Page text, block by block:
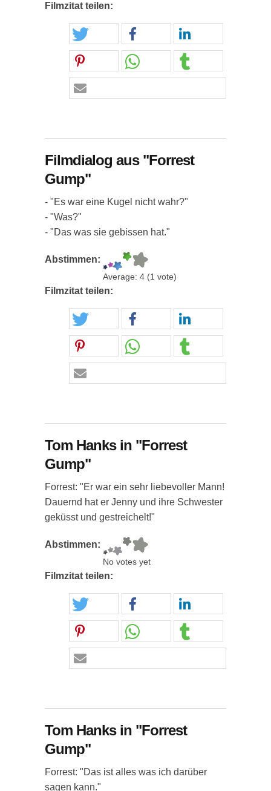
Filmzitat teilen:
Filmdialog aus "Forrest
Gump"
- "Es war eine Kugel nicht wahr?"
- "Was?"
- "Das was sie gebissen hat."
Abstimmen:
Average: 4 (1 vote)
Filmzitat teilen:
Tom Hanks in "Forrest
Gump"
Forrest: "Er war ein sehr liebevoller Mann!
Dauernd hat er Jenny und ihre Schwester
geküsst und gestreichelt!"
Abstimmen:
No votes yet
Filmzitat teilen:
Tom Hanks in "Forrest
Gump"
Forrest: "Das ist alles was ich darüber
sagen kann."